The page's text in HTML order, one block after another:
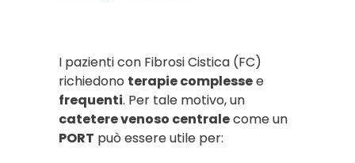
I pazienti con Fibrosi Cistica (FC)
richiedono terapie complessee
frequenti. Per tale motivo, un
catetere venoso centralecome un
PORT può essere utile per: